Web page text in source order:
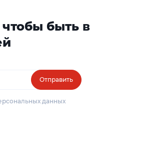
быть в
Отправить
данных